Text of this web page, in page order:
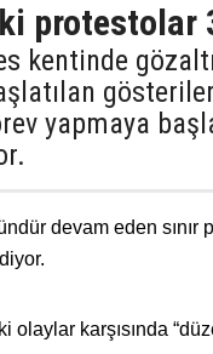
protestolar
kentinde
yapmaya
devam eden
olaylar karşısında